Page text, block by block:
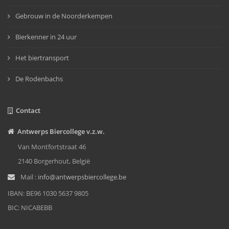
Gebrouw in de Noorderkempen
Bierkenner in 24 uur
Het biertransport
De Rodenbachs
Contact
Antwerps Biercollege v.z.w.
Van Montfortstraat 46
2140 Borgerhout, België
Mail : info@antwerpsbiercollege.be
IBAN: BE96 1030 5637 9805
BIC: NICABEBB